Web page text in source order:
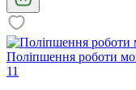
Поліпшення роботи
11